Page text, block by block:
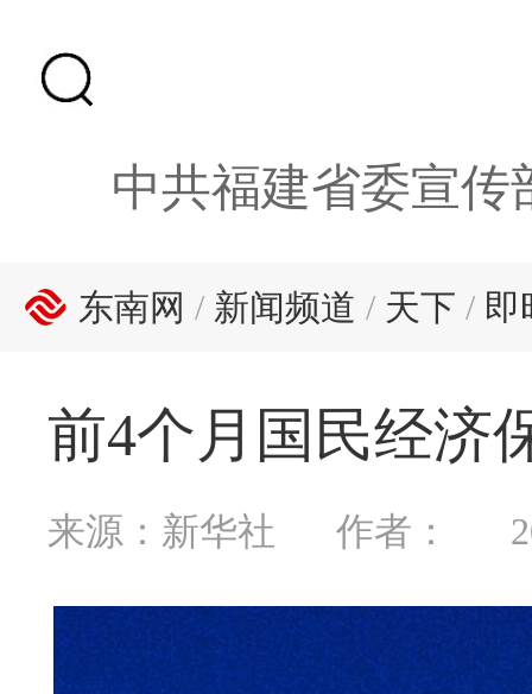
中共福建省委宣传
东南网 / 新闻频道 / 天下 / 即
前4个月国民经济
来源：新华社 作者：